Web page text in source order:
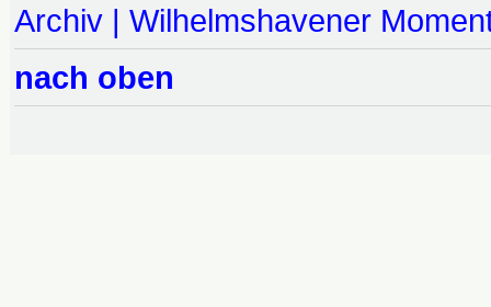
Archiv | Wilhelmshavener
nach oben